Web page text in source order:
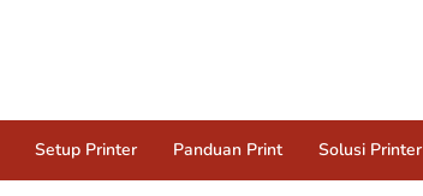
Setup Printer Panduan Print Solusi Printer